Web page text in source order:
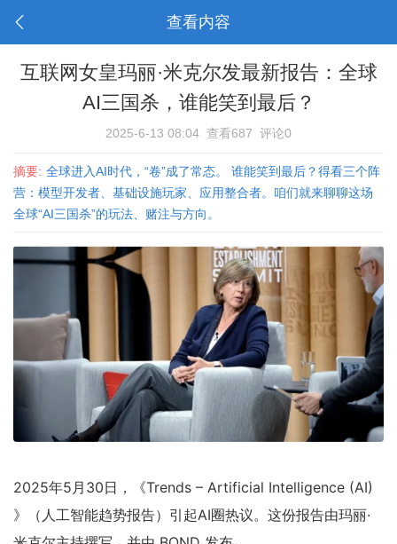
查看内容
互联网女皇玛丽·米克尔发最新报告：全球
AI三国杀，谁能笑到最后？
2025-6-13 08:04 查看687 评论0
摘要: 全球进入AI时代，“卷”成了常态。 谁能笑到最后？得看三个阵
营：模型开发者、基础设施玩家、应用整合者。咱们就来聊聊这场
全球“AI三国杀”的玩法、赌注与方向。
2025年5月30日，《Trends – Artificial Intelligence (AI)
》（人工智能趋势报告）引起AI圈热议。这份报告由玛丽·